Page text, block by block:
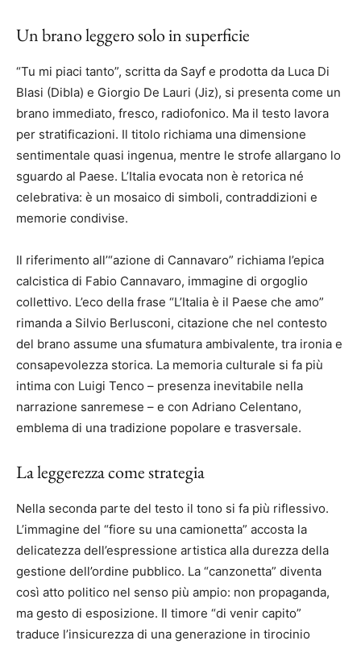
Un brano leggero solo in superficie
“Tu mi piaci tanto”, scritta da Sayf e prodotta da Luca Di
Blasi (Dibla) e Giorgio De Lauri (Jiz), si presenta come un
brano immediato, fresco, radiofonico. Ma il testo lavora
per stratificazioni. Il titolo richiama una dimensione
sentimentale quasi ingenua, mentre le strofe allargano lo
sguardo al Paese. L’Italia evocata non è retorica né
celebrativa: è un mosaico di simboli, contraddizioni e
memorie condivise.
Il riferimento all’“azione di Cannavaro” richiama l’epica
calcistica di Fabio Cannavaro, immagine di orgoglio
collettivo. L’eco della frase “L’Italia è il Paese che amo”
rimanda a Silvio Berlusconi, citazione che nel contesto
del brano assume una sfumatura ambivalente, tra ironia e
consapevolezza storica. La memoria culturale si fa più
intima con Luigi Tenco – presenza inevitabile nella
narrazione sanremese – e con Adriano Celentano,
emblema di una tradizione popolare e trasversale.
La leggerezza come strategia
Nella seconda parte del testo il tono si fa più riflessivo.
L’immagine del “fiore su una camionetta” accosta la
delicatezza dell’espressione artistica alla durezza della
gestione dell’ordine pubblico. La “canzonetta” diventa
così atto politico nel senso più ampio: non propaganda,
ma gesto di esposizione. Il timore “di venir capito”
traduce l’insicurezza di una generazione in tirocinio